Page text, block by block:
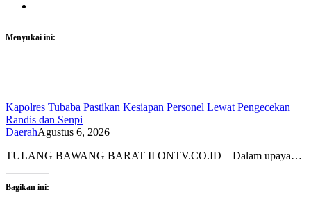
Menyukai ini:
Kapolres Tubaba Pastikan Kesiapan Personel Lewat Pengecekan
Randis dan Senpi
DaerahAgustus 6, 2026
TULANG BAWANG BARAT II ONTV.CO.ID – Dalam upaya…
Bagikan ini: